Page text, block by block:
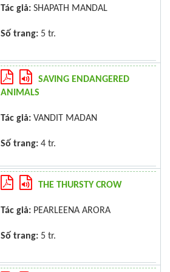
Tác giả: SHAPATH MANDAL
Số trang: 5 tr.
SAVING ENDANGERED
ANIMALS
Tác giả: VANDIT MADAN
Số trang: 4 tr.
THE THURSTY CROW
Tác giả: PEARLEENA ARORA
Số trang: 5 tr.